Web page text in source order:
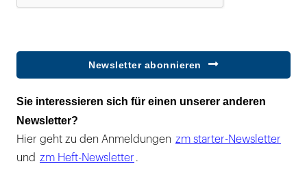
Newsletter abonnieren
Sie interessieren sich für einen unserer anderen
Newsletter?
Hier geht zu den Anmeldungen zm starter-Newsletter
und zm Heft-Newsletter .